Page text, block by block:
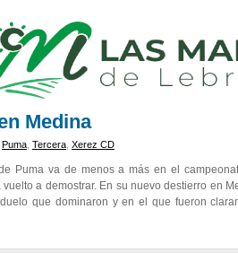
Medina
Puma Tercera Xerez CD
Puma va de menos a más en el
a demostrar. En su nuevo destierro en
que dominaron y en el que fueron